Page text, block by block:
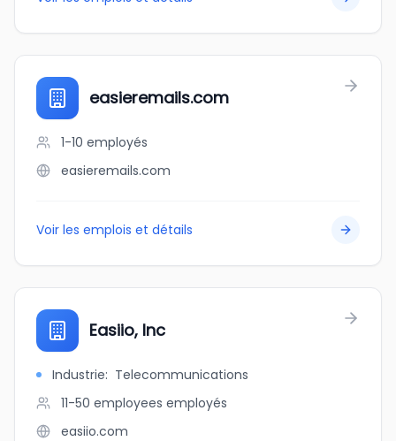
easieremails.com
1-10 employés
easieremails.com
Voir les emplois et détails
Easiio, Inc
Industrie: Telecommunications
11-50 employees employés
easiio.com